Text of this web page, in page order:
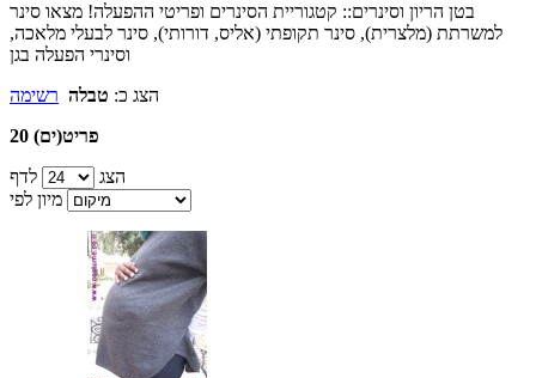
בטן הריון וסינרים:: קטגוריית הסינרים ופריטי ההפעלה! מצאו סינר
למשרתת (מלצרית), סינר תקופתי (אליס, דורותי), סינר לבעלי מלאכה,
וסינרי הפעלה בגן
הצג כ: טבלה רשימה
20 פריט(ים)
הצג
לדף
מיון לפי